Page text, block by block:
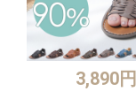
3,890円